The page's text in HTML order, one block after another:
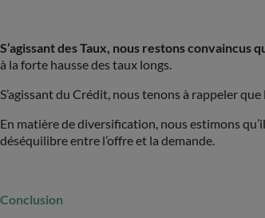
S’agissant des Taux, nous restons
à la forte hausse des taux longs.
S’agissant du Crédit, nous tenons à rappeler
En matière de diversification, nous estimons
déséquilibre entre l’offre et la demande.
Conclusion